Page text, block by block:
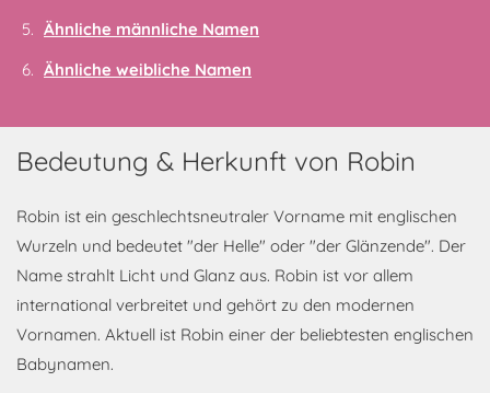
Ähnliche männliche Namen
Ähnliche weibliche Namen
Bedeutung & Herkunft von Robin
Robin ist ein geschlechtsneutraler Vorname mit englischen
Wurzeln und bedeutet "der Helle" oder "der Glänzende". Der
Name strahlt Licht und Glanz aus. Robin ist vor allem
international verbreitet und gehört zu den modernen
Vornamen. Aktuell ist Robin einer der beliebtesten englischen
Babynamen.